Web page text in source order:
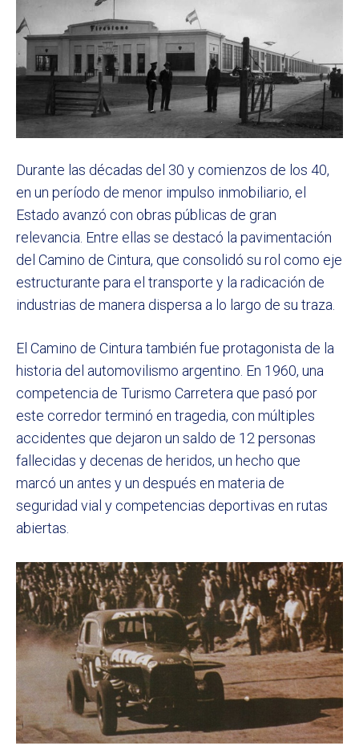
Durante las décadas del 30 y comienzos de los 40,
en un período de menor impulso inmobiliario, el
Estado avanzó con obras públicas de gran
relevancia. Entre ellas se destacó la pavimentación
del Camino de Cintura, que consolidó su rol como eje
estructurante para el transporte y la radicación de
industrias de manera dispersa a lo largo de su traza.
El Camino de Cintura también fue protagonista de la
historia del automovilismo argentino. En 1960, una
competencia de Turismo Carretera que pasó por
este corredor terminó en tragedia, con múltiples
accidentes que dejaron un saldo de 12 personas
fallecidas y decenas de heridos, un hecho que
marcó un antes y un después en materia de
seguridad vial y competencias deportivas en rutas
abiertas.